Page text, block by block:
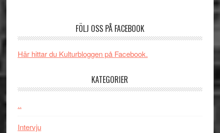
storform
styra
människans
FÖLJ OSS PÅ FACEBOOK
Här hittar du Kulturbloggen på Facebook.
KATEGORIER
..
Intervju